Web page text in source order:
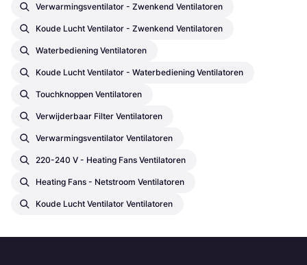
Verwarmingsventilator - Zwenkend Ventilatoren
Koude Lucht Ventilator - Zwenkend Ventilatoren
Waterbediening Ventilatoren
Koude Lucht Ventilator - Waterbediening Ventilatoren
Touchknoppen Ventilatoren
Verwijderbaar Filter Ventilatoren
Verwarmingsventilator Ventilatoren
220-240 V - Heating Fans Ventilatoren
Heating Fans - Netstroom Ventilatoren
Koude Lucht Ventilator Ventilatoren